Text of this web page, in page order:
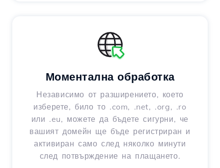
Моментална обработка
Независимо от разширението, което
изберете, било то .com, .net, .org, .ro
или .eu, можете да бъдете сигурни, че
вашият домейн ще бъде регистриран и
активиран само след няколко минути
след потвърждение на плащането.